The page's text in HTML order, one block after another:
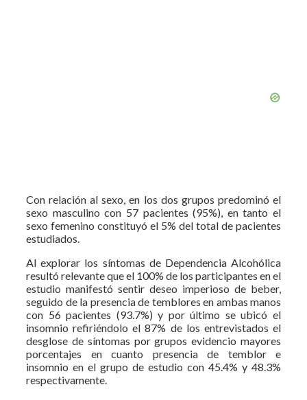
Con relación al sexo, en los dos grupos predominó el
sexo masculino con 57 pacientes (95%), en tanto el
sexo femenino constituyó el 5% del total de pacientes
estudiados.
Al explorar los síntomas de Dependencia Alcohólica
resultó relevante que el 100% de los participantes en el
estudio manifestó sentir deseo imperioso de beber,
seguido de la presencia de temblores en ambas manos
con 56 pacientes (93.7%) y por último se ubicó el
insomnio refiriéndolo el 87% de los entrevistados el
desglose de síntomas por grupos evidencio mayores
porcentajes en cuanto presencia de temblor e
insomnio en el grupo de estudio con 45.4% y 48.3%
respectivamente.